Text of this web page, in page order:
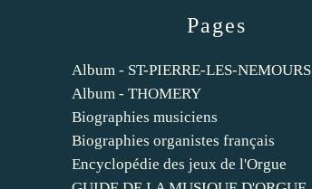
Pages
Album - ST-PIERRE-LES-NEMOURS
Album - THOMERY
Biographies musiciens
Biographies organistes français
Encyclopédie des jeux de l'Orgue